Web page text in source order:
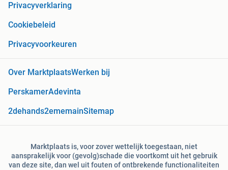
Privacyverklaring
Cookiebeleid
Privacyvoorkeuren
Over MarktplaatsWerken bij
PerskamerAdevinta
2dehands2ememainSitemap
Marktplaats is, voor zover wettelijk toegestaan, niet
aansprakelijk voor (gevolg)schade die voortkomt uit het gebruik
van deze site, dan wel uit fouten of ontbrekende functionaliteiten